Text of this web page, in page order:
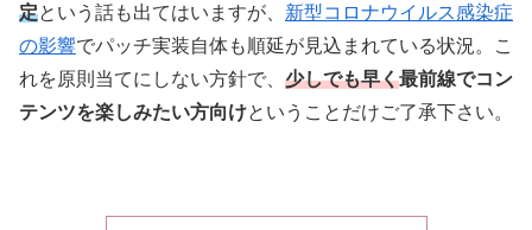
定という話も出てはいますが、 新型コロナウイルス感染症
の影響でパッチ実装自体も順延が見込まれている状況。こ
れを原則当てにしない方針で、 少しでも早く最前線でコン
テンツを楽しみたい方向けということだけご了承下さい。